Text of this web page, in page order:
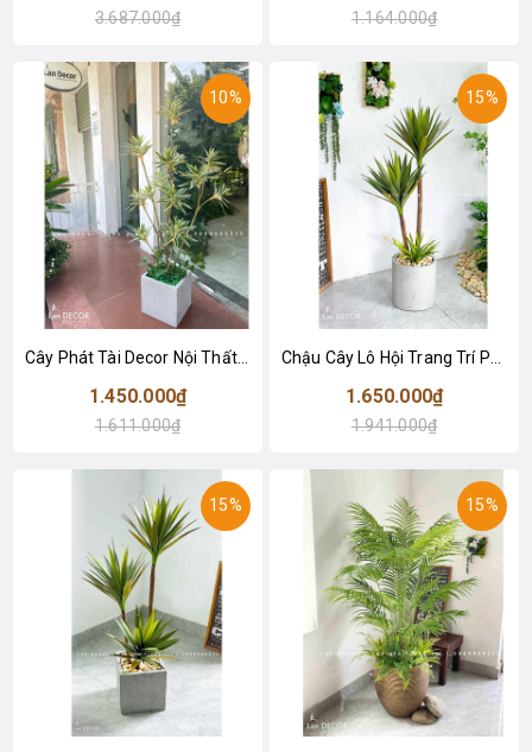
3.687.000₫ 1.164.000₫
10%
Cây Phát Tài Decor Nội Thất Độc Đáo (150cm)- CC957
1.450.000₫
1.611.000₫
15%
1.650.000₫
1.941.000₫
15% 15%